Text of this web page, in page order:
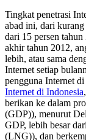
Tingkat penetrasi
abad ini, dari
dari 15 persen
akhir tahun 2012,
lebih, atau sama
Internet setiap
pengguna Internet
Internet di Indonesia
berikan ke dalam
(GDP)), menurut
GDP, lebih besar
(LNG)), dan